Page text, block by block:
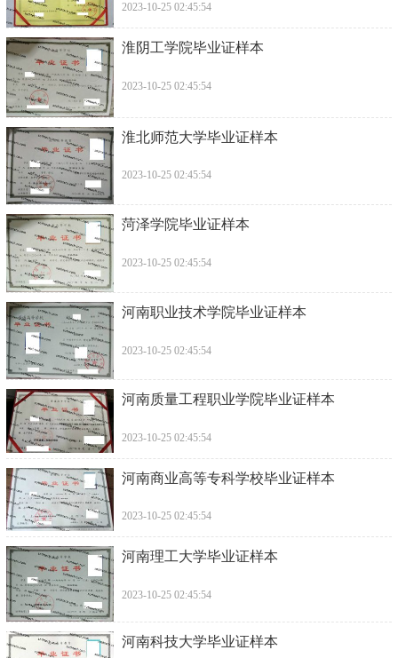
2023-10-25 02:45:54
淮阴工学院毕业证样本
2023-10-25 02:45:54
淮北师范大学毕业证样本
2023-10-25 02:45:54
菏泽学院毕业证样本
2023-10-25 02:45:54
河南职业技术学院毕业证样本
2023-10-25 02:45:54
河南质量工程职业学院毕业证样本
2023-10-25 02:45:54
河南商业高等专科学校毕业证样本
2023-10-25 02:45:54
河南理工大学毕业证样本
2023-10-25 02:45:54
河南科技大学毕业证样本